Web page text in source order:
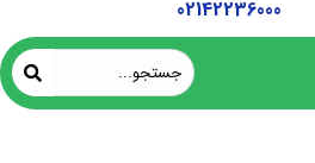
02142236000